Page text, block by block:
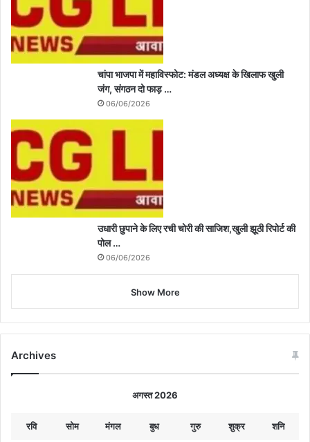
चांपा भाजपा में महाविस्फोट: मंडल अध्यक्ष के खिलाफ खुली
जंग, संगठन दो फाड़ …
06/06/2026
उधारी छुपाने के लिए रची चोरी की साजिश,खुली झूठी रिपोर्ट की
पोल …
06/06/2026
Show More
Archives
अगस्त 2026
रवि सोम मंगल बुध गुरु शुक्र शनि